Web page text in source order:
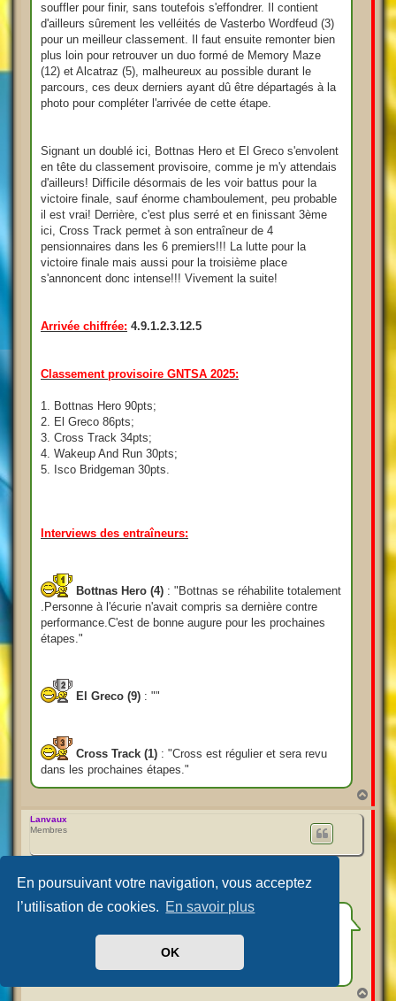
En poursuivant votre navigation, vous acceptez
l’utilisation de cookies. En savoir plus
OK
souffler pour finir, sans toutefois s'effondrer. Il contient
d'ailleurs sûrement les velléités de Vasterbo Wordfeud (3)
pour un meilleur classement. Il faut ensuite remonter bien
plus loin pour retrouver un duo formé de Memory Maze
(12) et Alcatraz (5), malheureux au possible durant le
parcours, ces deux derniers ayant dû être départagés à la
photo pour compléter l'arrivée de cette étape.
Signant un doublé ici, Bottnas Hero et El Greco s'envolent
en tête du classement provisoire, comme je m'y attendais
d'ailleurs! Difficile désormais de les voir battus pour la
victoire finale, sauf énorme chamboulement, peu probable
il est vrai! Derrière, c'est plus serré et en finissant 3ème
ici, Cross Track permet à son entraîneur de 4
pensionnaires dans les 6 premiers!!! La lutte pour la
victoire finale mais aussi pour la troisième place
s'annoncent donc intense!!! Vivement la suite!
Arrivée chiffrée: 4.9.1.2.3.12.5
Classement provisoire GNTSA 2025:
1. Bottnas Hero 90pts;
2. El Greco 86pts;
3. Cross Track 34pts;
4. Wakeup And Run 30pts;
5. Isco Bridgeman 30pts.
Interviews des entraîneurs:
Bottnas Hero (4) : "Bottnas se réhabilite totalement
.Personne à l'écurie n'avait compris sa dernière contre
performance.C'est de bonne augure pour les prochaines
étapes."
El Greco (9) : ""
Cross Track (1) : "Cross est régulier et sera revu
dans les prochaines étapes."
a
Lanvaux
Membres
M
s
mer. 10 sept. 2025 18:49
proposerais ma traditionnelle présentation demain dans
l'après-midi, notamment afin d'avoir tous les éléments en
ma possession concernant les ordres.